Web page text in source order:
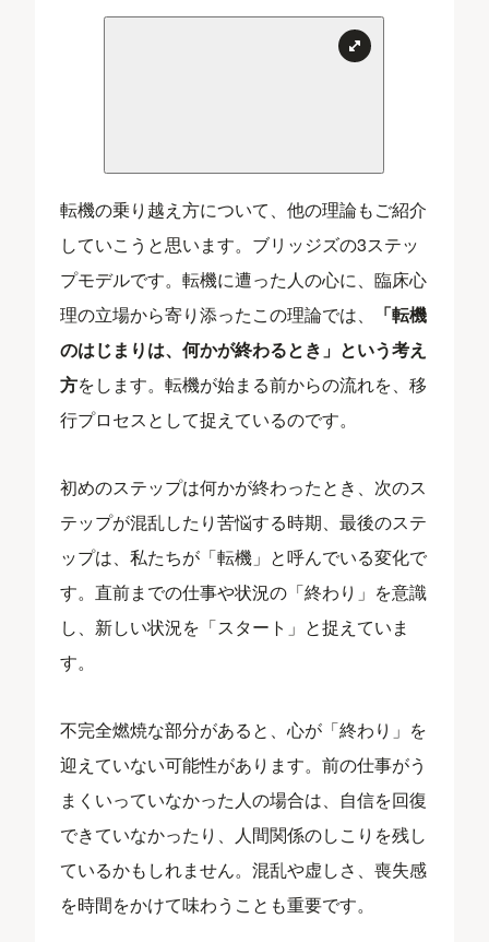
転機の乗り越え方について、他の理論もご紹介
していこうと思います。ブリッジズの3ステッ
プモデルです。転機に遭った人の心に、臨床心
理の立場から寄り添ったこの理論では、
「転機
のはじまりは、何かが終わるとき」という考え
方をします。転機が始まる前からの流れを、移
行プロセスとして捉えているのです。
初めのステップは何かが終わったとき、次のス
テップが混乱したり苦悩する時期、最後のステ
ップは、私たちが「転機」と呼んでいる変化で
す。直前までの仕事や状況の「終わり」を意識
し、新しい状況を「スタート」と捉えていま
す。
不完全燃焼な部分があると、心が「終わり」を
迎えていない可能性があります。前の仕事がう
まくいっていなかった人の場合は、自信を回復
できていなかったり、人間関係のしこりを残し
ているかもしれません。混乱や虚しさ、喪失感
を時間をかけて味わうことも重要です。